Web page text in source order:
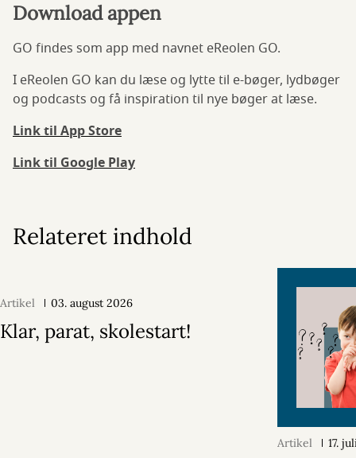
Download appen
GO findes som app med navnet eReolen GO.
I eReolen GO kan du læse og lytte til e-bøger, lydbøger
og podcasts og få inspiration til nye bøger at læse.
Link til App Store
Link til Google Play
Relateret indhold
Artikel 03. august 2026
Klar, parat, skolestart!
Artikel 17.